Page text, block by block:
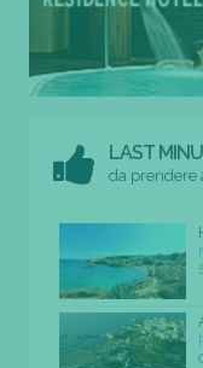
LAST
da prendere